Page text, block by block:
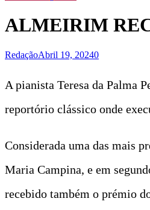
ALMEIRIM
RedaçãoAbril 19, 20240
A pianista Teresa da Palma
reportório clássico onde
Considerada uma das mais
Maria Campina, e em
recebido também o prémio